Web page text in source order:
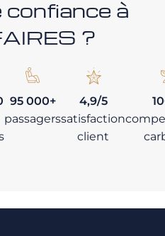
confiance à
?
95 000+
passagers
4,9/5
satisfaction
client